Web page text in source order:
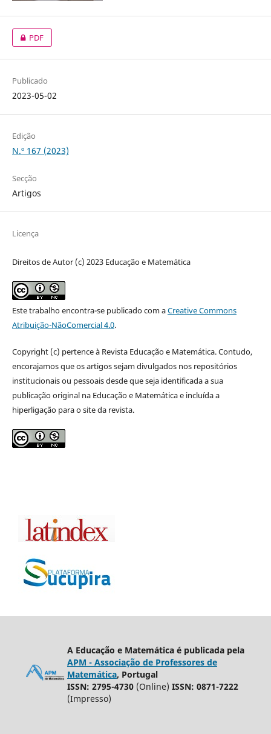
PDF
Publicado
2023-05-02
Edição
N.º 167 (2023)
Secção
Artigos
Licença
Direitos de Autor (c) 2023 Educação e Matemática
Este trabalho encontra-se publicado com aCreative Commons
Atribuição-NãoComercial 4.0.
Copyright (c) pertence à Revista Educação e Matemática. Contudo,
encorajamos que os artigos sejam divulgados nos repositórios
institucionais ou pessoais desde que seja identificada a sua
publicação original na Educação e Matemática e incluída a
hiperligação para o site da revista.
A Educação e Matemática é publicada pela
APM - Associação de Professores de
Matemática, Portugal
ISSN: 2795-4730 (Online) ISSN: 0871-7222
(Impresso)